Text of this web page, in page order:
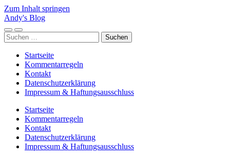
Zum Inhalt springen
Andy's Blog
Mobile-
Menü
Suchfeld
ein-/ausblenden
Suchen
nach:
Startseite
Kommentarregeln
Kontakt
Datenschutzerklärung
Impressum & Haftungsausschluss
Startseite
Kommentarregeln
Kontakt
Datenschutzerklärung
Impressum & Haftungsausschluss